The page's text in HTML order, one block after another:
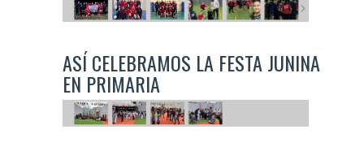
ASÍ CELEBRAMOS LA FESTA JUNINA
EN PRIMARIA